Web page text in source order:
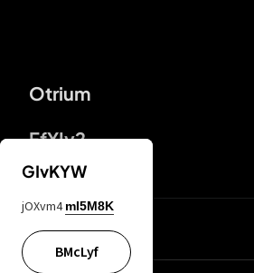
Otrium
FfYIy2
KIjvtr
GIvKYW
jOXvm4 mI5M8K
BMcLyf